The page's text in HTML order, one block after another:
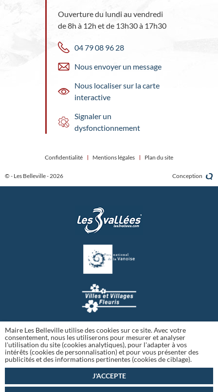
Ouverture du lundi au vendredi
de 8h à 12h et de 13h30 à 17h30
04 79 08 96 28
Nous envoyer un message
Nous localiser sur la carte
interactive
Signaler un
dysfonctionnement
© - Les Belleville - 2026
Confidentialité Mentions légales Plan du site
Conception
Maire Les Belleville utilise des cookies sur ce site. Avec votre
consentement, nous les utiliserons pour mesurer et analyser
l'utilisation du site (cookies analytiques), pour l'adapter à vos
intérêts (cookies de personnalisation) et pour vous présenter des
publicités et des informations pertinentes (cookies de ciblage).
J'ACCEPTE